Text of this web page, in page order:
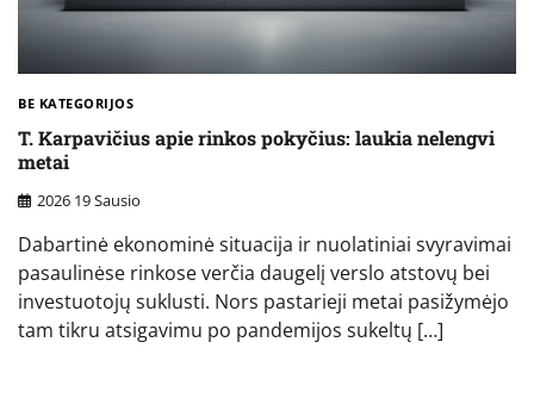
BE KATEGORIJOS
T. Karpavičius apie rinkos pokyčius: laukia nelengvi
metai
2026 19 Sausio
Dabartinė ekonominė situacija ir nuolatiniai svyravimai
pasaulinėse rinkose verčia daugelį verslo atstovų bei
investuotojų suklusti. Nors pastarieji metai pasižymėjo
tam tikru atsigavimu po pandemijos sukeltų […]